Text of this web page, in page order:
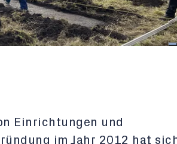
Einrichtungen und
im Jahr 2012 hat